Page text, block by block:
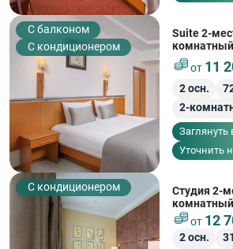
C балконом
С кондиционером
Suite 2-
комнатный
от 11
2осн.
2-
Заглянуть
Уточнить
С кондиционером
Студия 2-
комнатный
от 12
2осн. 31